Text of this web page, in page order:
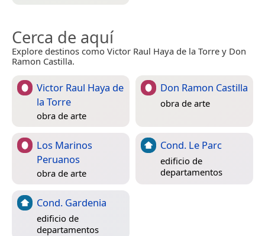
Cerca de aquí
Explore destinos como Victor Raul Haya de la Torre y Don
Ramon Castilla.
Victor Raul Haya de
la Torre
obra de arte
Don Ramon Castilla
obra de arte
Los Marinos
Peruanos
obra de arte
Cond. Le Parc
edificio de
departamentos
Cond. Gardenia
edificio de
departamentos